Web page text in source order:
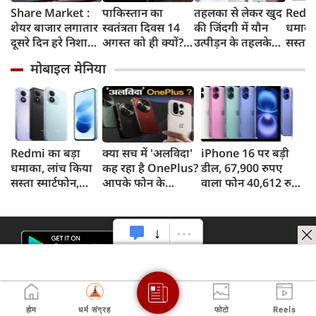
Share Market :
शेयर बाजार लगातार
दूसरे दिन हरे निशान
अंक चढ़ा, निफ्टी
24,600 के पार
पाकिस्तान का
स्वतंत्रता दिवस 14
अगस्त को ही क्यों?
दिन कहां मनाया
जाता है खास समारोह
तहलका से लेकर खुद
की जिंदगी में यौन
उत्पीड़न के तहलके
तरुण तेजपाल?
सस्ता
और
मोबाइल मेनिया
Redmi का बड़ा
धमाका, लांच किया
सस्ता स्मार्टफोन,
क्या सच में 'अलविदा'
कह रहा है OnePlus?
आपके फोन के
iPhone 16 पर बड़ी
डील, 67,900 रुपए
वाला फोन 40,612 रुपए
होम धर्म संग्रह फोटो Reels